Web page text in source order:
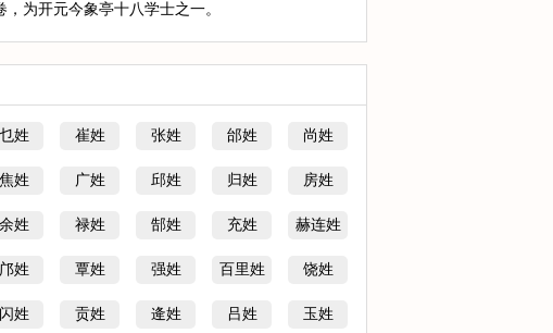
为开元今象亭十八学士之一。
乜姓 崔姓 张姓 邰姓 尚姓
焦姓 广姓 邱姓 归姓 房姓
余姓 禄姓 郜姓 充姓 赫连姓
邝姓 覃姓 强姓 百里姓 饶姓
闪姓 贡姓 逄姓 吕姓 玉姓